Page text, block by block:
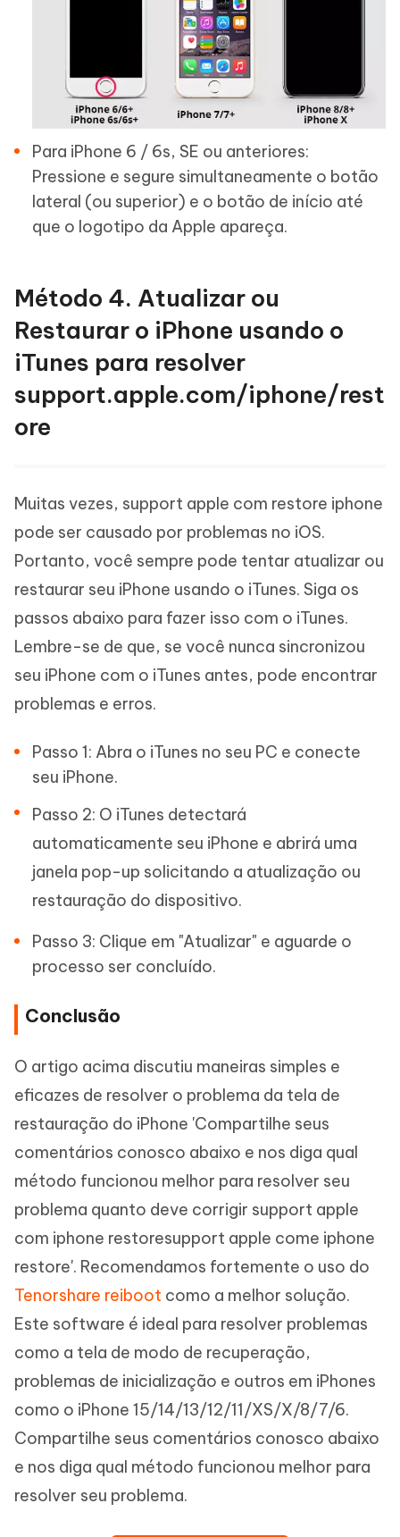
Para iPhone 6 / 6s, SE ou anteriores:
Pressione e segure simultaneamente o botão
lateral (ou superior) e o botão de início até
que o logotipo da Apple apareça.
Método 4. Atualizar ou
Restaurar o iPhone usando o
iTunes para resolver
support.apple.com/iphone/rest
ore
Muitas vezes, support apple com restore iphone
pode ser causado por problemas no iOS.
Portanto, você sempre pode tentar atualizar ou
restaurar seu iPhone usando o iTunes. Siga os
passos abaixo para fazer isso com o iTunes.
Lembre-se de que, se você nunca sincronizou
seu iPhone com o iTunes antes, pode encontrar
problemas e erros.
Passo 1: Abra o iTunes no seu PC e conecte
seu iPhone.
Passo 2: O iTunes detectará
automaticamente seu iPhone e abrirá uma
janela pop-up solicitando a atualização ou
restauração do dispositivo.
Passo 3: Clique em "Atualizar" e aguarde o
processo ser concluído.
Conclusão
O artigo acima discutiu maneiras simples e
eficazes de resolver o problema da tela de
restauração do iPhone 'Compartilhe seus
comentários conosco abaixo e nos diga qual
método funcionou melhor para resolver seu
problema quanto deve corrigir support apple
com iphone restoresupport apple come iphone
restore'. Recomendamos fortemente o uso do
Tenorshare reiboot como a melhor solução.
Este software é ideal para resolver problemas
como a tela de modo de recuperação,
problemas de inicialização e outros em iPhones
como o iPhone 15/14/13/12/11/XS/X/8/7/6.
Compartilhe seus comentários conosco abaixo
e nos diga qual método funcionou melhor para
resolver seu problema.